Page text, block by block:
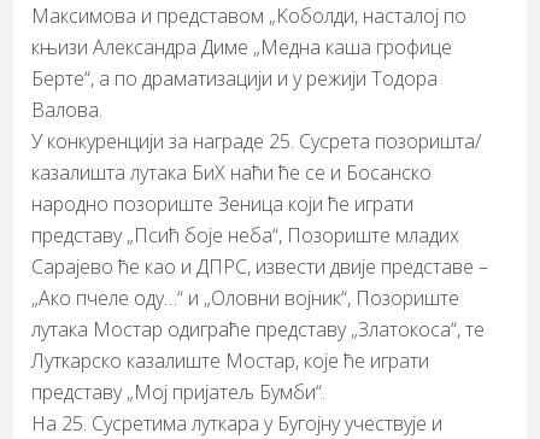
Максимова и представом „Kоболди, насталој по
књизи Александра Диме „Медна каша грофице
Берте“, а по драматизацији и у режији Тодора
Валова.
У конкуренцији за награде 25. Сусрета позоришта/
казалишта лутака БиХ наћи ће се и Босанско
народно позориште Зеница који ће играти
представу „Псић боје неба“, Позориште младих
Сарајево ће као и ДПРС, извести двије представе –
„Ако пчеле оду…“ и „Оловни војник“, Позориште
лутака Мостар одиграће представу „Златокоса“, те
Луткарско казалиште Мостар, које ће играти
представу „Мој пријатељ Бумби“.
На 25. Сусретима луткара у Бугојну учествује и